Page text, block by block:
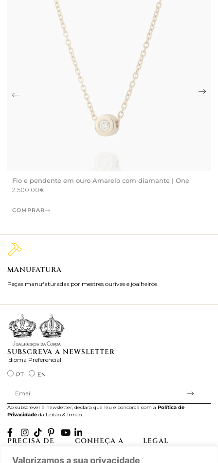
Valorizamos a sua privacidade
Fio e pendente em ouro Amarelo com diamante | One
2.500,00€
COMPRAR
MANUFATURA
Peças manufaturadas por mestres ourives e joalheiros.
SUBSCREVA A NEWSLETTER
Idioma Preferencial
PT
EN
Ao subscrever à newsletter, declara que leu e concorda com a Política de
Privacidade da Leitão & Irmão.
PRECISA DE
A minha conta
CONHEÇA A
História
LEGAL